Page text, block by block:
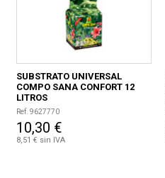
SUBSTRATO UNIVERSAL
COMPO SANA CONFORT 12
LITROS
Ref. 9627770
10,30 €
8,51 € sin IVA